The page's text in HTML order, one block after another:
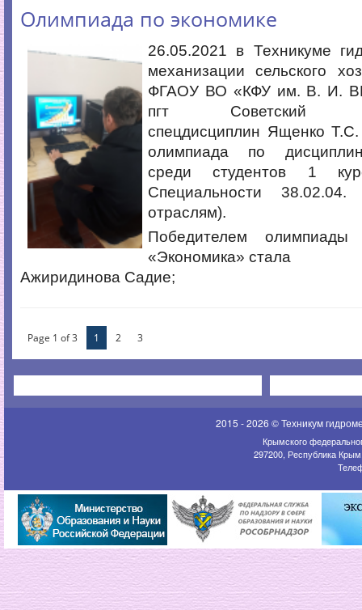
Олимпиада по экономике
26.05.2021 в Техникуме
механизации сельского
ФГАОУ ВО «КФУ им. В. И.
пгт Советский
спецдисциплин Ященко
олимпиада по
среди студентов 1
Специальности
отраслям).
Победителем
«Экономика» стала
Ажиридинова Садие;
Page 1 of 3 1 2 3
2015 - 2026 © Техникум
Крымского
297200, Республика